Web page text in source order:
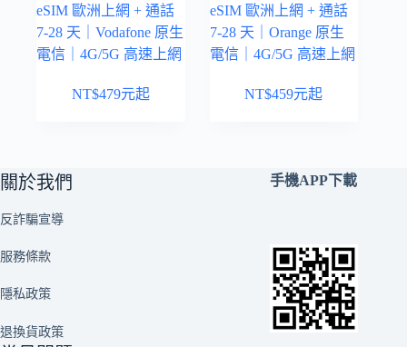
eSIM 歐洲上網 + 通話
7-28 天｜Vodafone 原生
電信｜4G/5G 高速上網
NT$479元起
eSIM 歐洲上網 + 通話
7-28 天｜Orange 原生
電信｜4G/5G 高速上網
NT$459元起
關於我們
反詐騙宣導
服務條款
隱私政策
退換貨政策
手機APP下載